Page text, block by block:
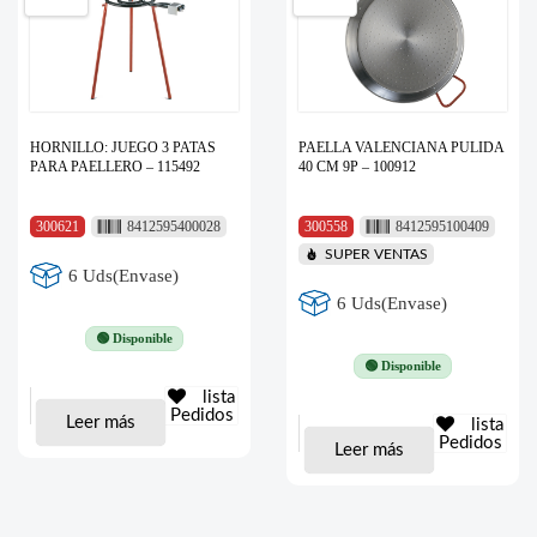
HORNILLO: JUEGO 3 PATAS
PARA PAELLERO – 115492
300621 8412595400028
6 Uds(Envase)
🟢 Disponible
Leer más
lista
Pedidos
PAELLA VALENCIANA PULIDA
40 CM 9P – 100912
300558 8412595100409
SUPER VENTAS
6 Uds(Envase)
🟢 Disponible
Leer más
lista
Pedidos